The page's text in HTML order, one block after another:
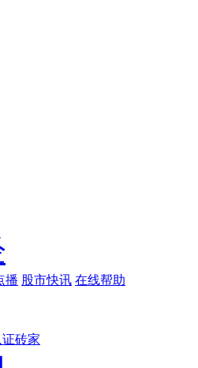
播 股市快讯 在线帮助
砖家